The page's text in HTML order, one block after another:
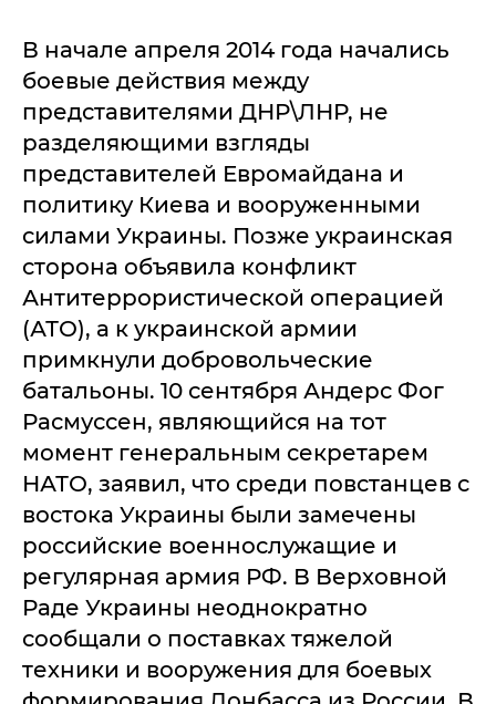
В начале апреля 2014 года начались
боевые действия между
представителями ДНР\ЛНР, не
разделяющими взгляды
представителей Евромайдана и
политику Киева и вооруженными
силами Украины. Позже украинская
сторона объявила конфликт
Антитеррористической операцией
(АТО), а к украинской армии
примкнули добровольческие
батальоны. 10 сентября Андерс Фог
Расмуссен, являющийся на тот
момент генеральным секретарем
НАТО, заявил, что среди повстанцев с
востока Украины были замечены
российские военнослужащие и
регулярная армия РФ. В Верховной
Раде Украины неоднократно
сообщали о поставках тяжелой
техники и вооружения для боевых